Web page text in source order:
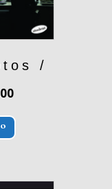
/
O
atual
é:
R$ 230,00.